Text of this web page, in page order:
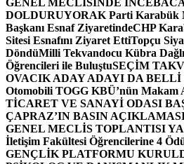
GENEL MECLİSİNDE
DOLDURUYORAK Parti Karabük
Başkanı Esnaf ZiyaretindeCHP
Sitesi Esnafını Ziyaret EttiTopçu
DöndüMilli Tekvandocu Kübra
Öğrencileri ile BuluştuSEÇİM
OVACIK ADAY ADAYI DA BELLİ
Otomobili TOGG KBÜ’nün Makam
TİCARET VE SANAYİ ODASI
ÇAPRAZ’IN BASIN
GENEL MECLİS TOPLANTISI
İletişim Fakültesi Öğrencilerine 4
GENÇLİK PLATFORMU